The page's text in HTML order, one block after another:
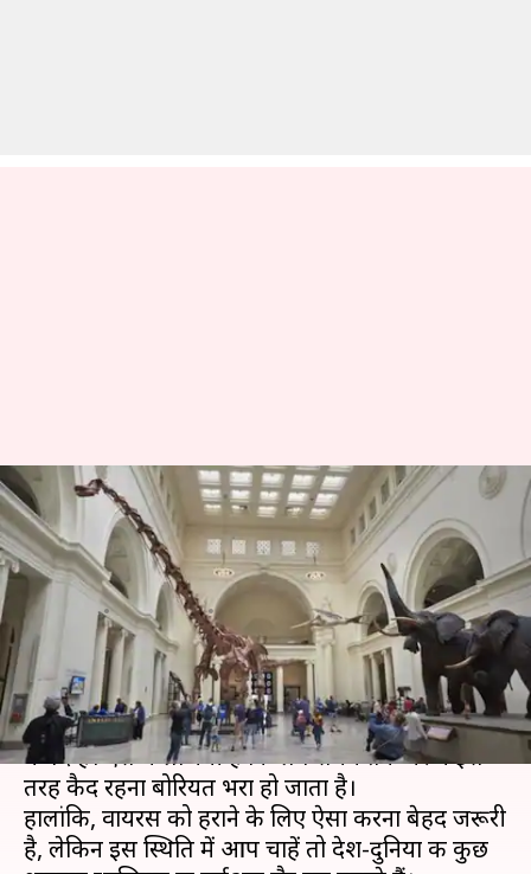
लॉकडाउन: घर में बैठे-बैठे इस तरह
करें दुनिया के इन शानदार म्यूजियम्स
की सैर
लेखन Apr 19, 2020
क्या है खबर?
कोरोना वायरस की वजह से जारी लॉकडाउन में हर कोई घर
में बंद है। ऐसे में लाजमी है कि लंबे समय तक घर में इस
तरह कैद रहना बोरियत भरा हो जाता है।
हालांकि, वायरस को हराने के लिए ऐसा करना बेहद जरूरी
है, लेकिन इस स्थिति में आप चाहें तो देश-दुनिया की कुछ